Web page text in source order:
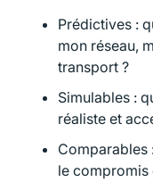
Prédictives :
mon réseau,
transport ?
Simulables :
réaliste et
Comparables
le compromis